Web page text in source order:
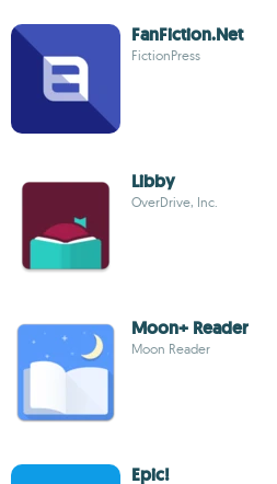
FanFiction.Net
FictionPress
Libby
OverDrive, Inc.
Moon+ Reader
Moon Reader
Epic!